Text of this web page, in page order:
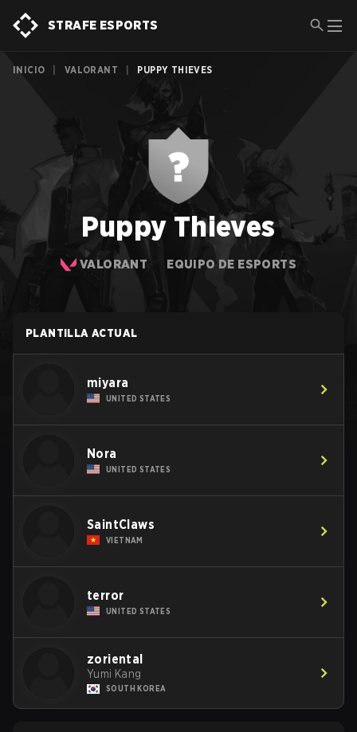
STRAFE ESPORTS
INICIO VALORANT PUPPY THIEVES
Puppy Thieves
VALORANT EQUIPO DE ESPORTS
PLANTILLA ACTUAL
miyara
UNITED STATES
Nora
UNITED STATES
SaintClaws
VIETNAM
terror
UNITED STATES
zoriental
Yumi Kang
SOUTH KOREA